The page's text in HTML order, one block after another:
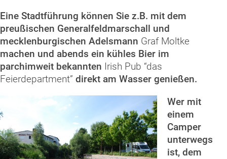
Eine Stadtführung können Sie z.B. mit dem
preußischen Generalfeldmarschall und
mecklenburgischen Adelsmann Graf Moltke
machen und abends ein kühles Bier im
parchimweit bekannten Irish Pub “das
Feierdepartment” direkt am Wasser genießen.
Wer mit
einem
Camper
unterwegs
ist, dem